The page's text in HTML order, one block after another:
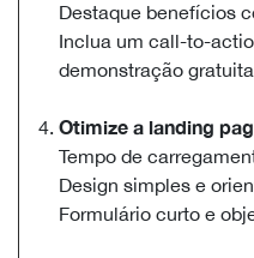
Destaque benefícios
Inclua um call-to-
demonstração
Otimize a landing
Tempo de
Design simples e
Formulário curto e